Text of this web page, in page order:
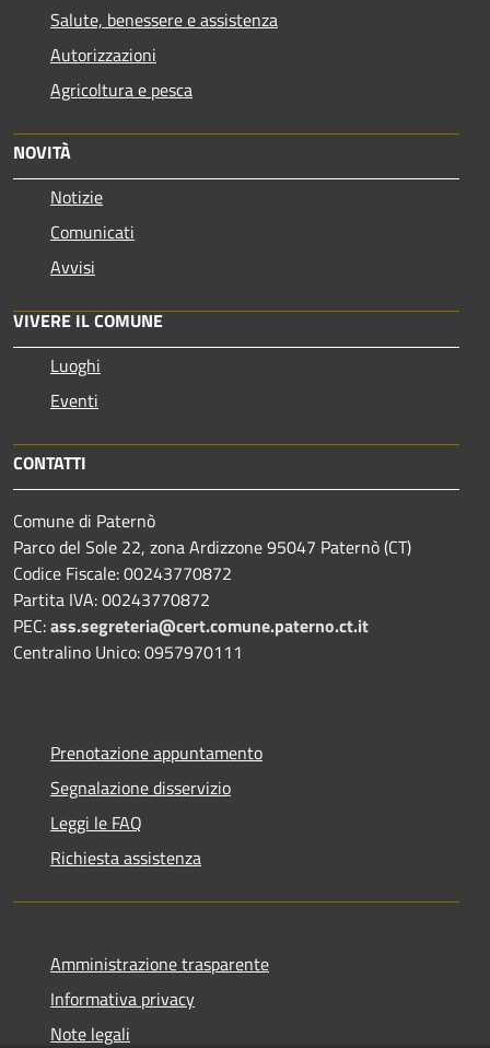
Salute, benessere e assistenza
Autorizzazioni
Agricoltura e pesca
NOVITÀ
Notizie
Comunicati
Avvisi
VIVERE IL COMUNE
Luoghi
Eventi
CONTATTI
Comune di Paternò
Parco del Sole 22, zona Ardizzone 95047 Paternò (CT)
Codice Fiscale: 00243770872
Partita IVA: 00243770872
PEC:ass.segreteria@cert.comune.paterno.ct.it
Centralino Unico: 0957970111
Prenotazione appuntamento
Segnalazione disservizio
Leggi le FAQ
Richiesta assistenza
Amministrazione trasparente
Informativa privacy
Note legali